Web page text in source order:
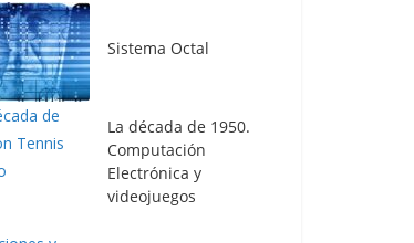
Sistema Octal
La década de 1950.
Computación
Electrónica y
videojuegos